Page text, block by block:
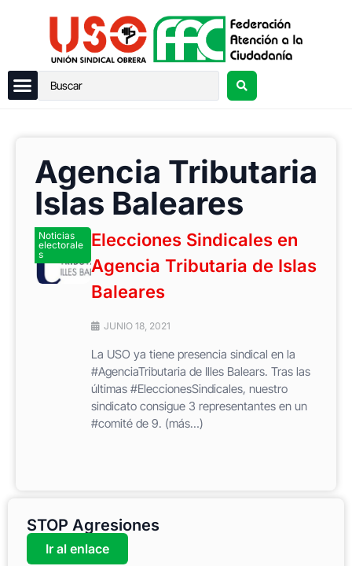
Agencia Tributaria
Islas Baleares
Noticias
electorale
s
Elecciones Sindicales en
Agencia Tributaria de Islas
Baleares
JUNIO 18, 2021
La USO ya tiene presencia sindical en la
#AgenciaTributaria de Illes Balears. Tras las
últimas #EleccionesSindicales, nuestro
sindicato consigue 3 representantes en un
#comité de 9. (más…)
STOP Agresiones
Ir al enlace